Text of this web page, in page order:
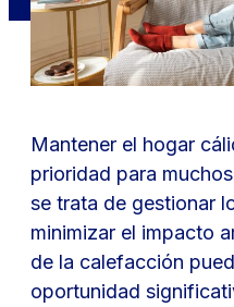
Mantener el hogar
prioridad para
se trata de gestionar
minimizar el impacto
de la calefacción
oportunidad